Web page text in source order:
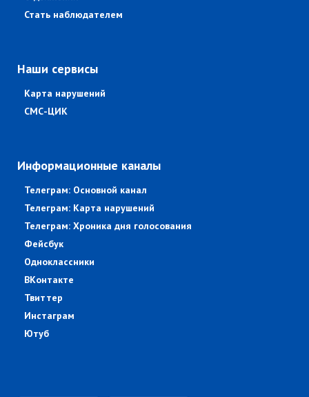
Стать наблюдателем
Наши сервисы
Карта нарушений
СМС-ЦИК
Информационные каналы
Телеграм: Основной канал
Телеграм: Карта нарушений
Телеграм: Хроника дня голосования
Фейсбук
Одноклассники
ВКонтакте
Твиттер
Инстаграм
Ютуб